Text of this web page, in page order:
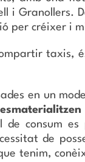
i
per créixer i
taxis,
en un
consum
de
tenim,